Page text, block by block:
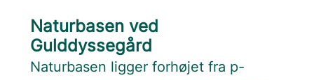
Naturbasen ved
Gulddyssegård
Naturbasen ligger forhøjet fra p-